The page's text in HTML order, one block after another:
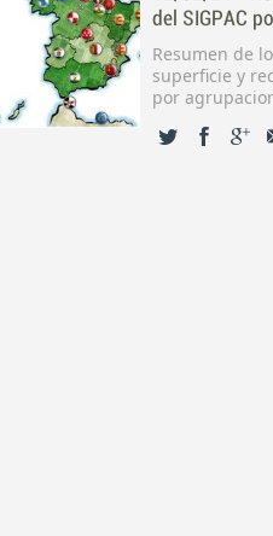
6/2024
del SIGPAC
autónomas
Resumen de
superficie y
por
contenidos en